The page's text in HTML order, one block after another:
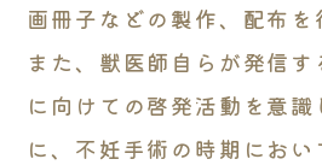
画冊子などの製作、配布を
また、獣医師自らが発信
に向けての啓発活動を意
に、不妊手術の時期にお